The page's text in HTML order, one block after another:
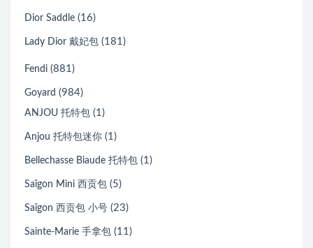
Dior Saddle (16)
Lady Dior 戴妃包 (181)
Fendi (881)
Goyard (984)
ANJOU 托特包 (1)
Anjou 托特包迷你 (1)
Bellechasse Biaude 托特包 (1)
Saïgon Mini 西贡包 (5)
Saïgon 西贡包 小号 (23)
Sainte-Marie 手拿包 (11)